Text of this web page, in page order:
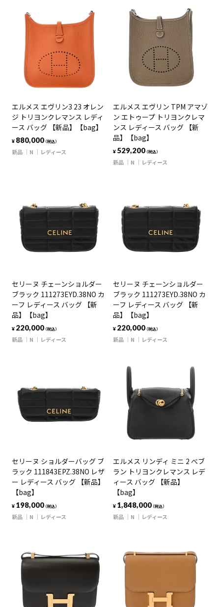
エルメス エヴリン3 23 オレン
ジ トリヨンクレマンス レディ
ース バッグ 【新品】【bag】
¥ 880,000（税込）
新品 N レディース
エルメス エヴリン TPM アマゾ
ン エトゥープ トリヨンクレマ
ンス レディース バッグ 【新
品】【bag】
¥ 529,200（税込）
新品 N レディース
セリーヌ チェーンショルダー
ブラック 111273EYD.38NO カ
ーフ レディース バッグ 【新
品】【bag】
¥ 220,000（税込）
新品 N レディース
セリーヌ チェーンショルダー
ブラック 111273EYD.38NO カ
ーフ レディース バッグ 【新
品】【bag】
¥ 220,000（税込）
新品 N レディース
セリーヌ ショルダーバッグ ブ
ラック 111843EPZ.38NO レザ
ー レディース バッグ 【新品】
【bag】
¥ 198,000（税込）
新品 N レディース
エルメス リンディ ミニ 2 べブ
ラン トリヨンクレマンス レデ
ィース バッグ 【新品】
【bag】
¥ 1,848,000（税込）
新品 N レディース